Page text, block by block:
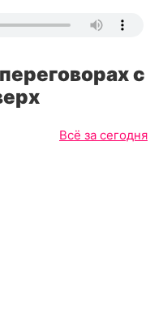
с
Всё за сегодня